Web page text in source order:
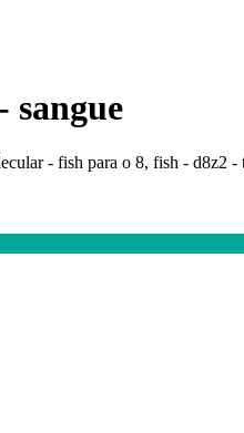
sangue
- fish para o 8, fish -